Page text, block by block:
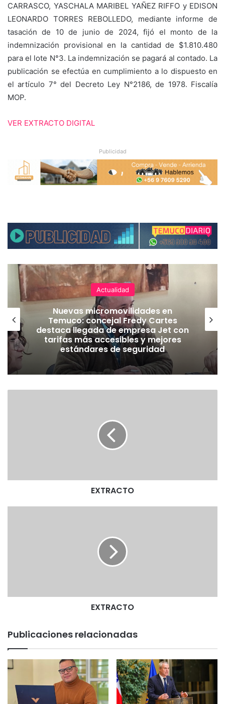
CARRASCO, YASCHALA MARIBEL YAÑEZ RIFFO y EDISON
LEONARDO TORRES REBOLLEDO, mediante informe de
tasación de 10 de junio de 2024, fijó el monto de la
indemnización provisional en la cantidad de $1.810.480
para el lote N°3. La indemnización se pagará al contado. La
publicación se efectúa en cumplimiento a lo dispuesto en
el artículo 7° del Decreto Ley N°2186, de 1978. Fiscalía
MOP.
VER EXTRACTO DIGITAL
Publicidad
Actualidad
Nuevas micromovilidades en
Temuco: concejal Fredy Cartes
destaca llegada de empresa Jet con
tarifas más accesibles y mejores
estándares de seguridad
EXTRACTO
EXTRACTO
Publicaciones relacionadas